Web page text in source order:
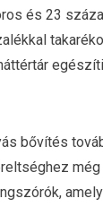
és 23
bővítés